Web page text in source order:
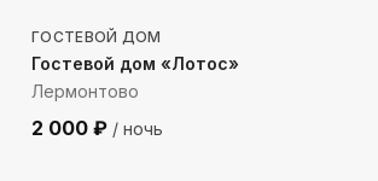
ГОСТЕВОЙ ДОМ
Гостевой дом «Лотос»
Лермонтово
2 000 ₽ / ночь
198м до моря